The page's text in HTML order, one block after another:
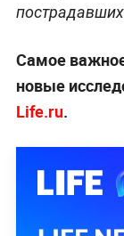
Самое
новые
Life.ru.